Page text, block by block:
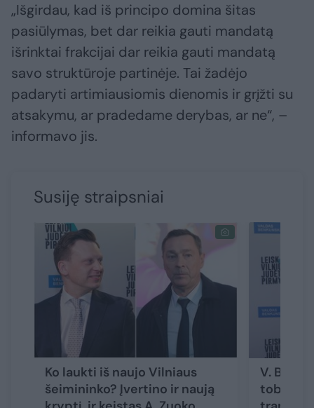
„Išgirdau, kad iš principo domina šitas
pasiūlymas, bet dar reikia gauti mandatą
išrinktai frakcijai dar reikia gauti mandatą
savo struktūroje partinėje. Tai žadėjo
padaryti artimiausiomis dienomis ir grįžti su
atsakymu, ar pradedame derybas, ar ne“, –
informavo jis.
Susiję straipsniai
Ko laukti iš naujo Vilniaus
šeimininko? Įvertino ir naują
V.